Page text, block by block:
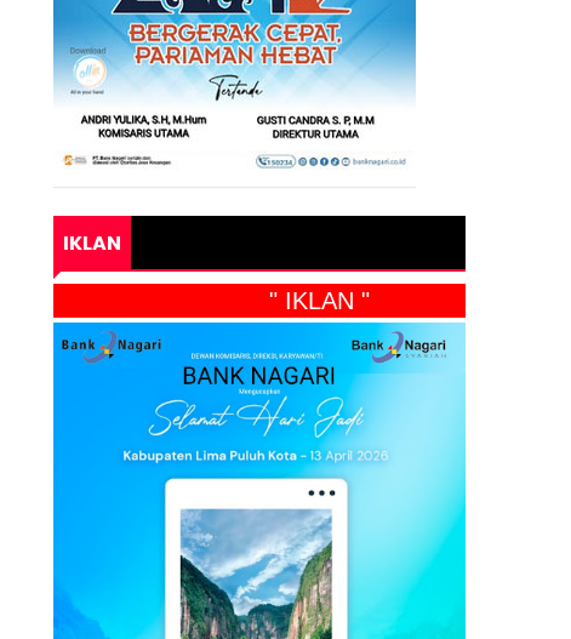
IKLAN
" IKLAN "